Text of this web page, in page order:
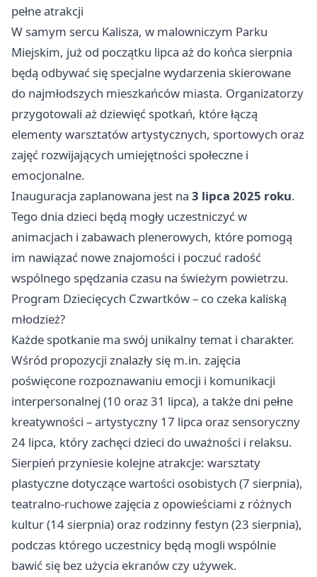
pełne atrakcji
W samym sercu Kalisza, w malowniczym Parku
Miejskim, już od początku lipca aż do końca sierpnia
będą odbywać się specjalne wydarzenia skierowane
do najmłodszych mieszkańców miasta. Organizatorzy
przygotowali aż dziewięć spotkań, które łączą
elementy warsztatów artystycznych, sportowych oraz
zajęć rozwijających umiejętności społeczne i
emocjonalne.
Inauguracja zaplanowana jest na 3 lipca 2025 roku.
Tego dnia dzieci będą mogły uczestniczyć w
animacjach i zabawach plenerowych, które pomogą
im nawiązać nowe znajomości i poczuć radość
wspólnego spędzania czasu na świeżym powietrzu.
Program Dziecięcych Czwartków – co czeka kaliską
młodzież?
Każde spotkanie ma swój unikalny temat i charakter.
Wśród propozycji znalazły się m.in. zajęcia
poświęcone rozpoznawaniu emocji i komunikacji
interpersonalnej (10 oraz 31 lipca), a także dni pełne
kreatywności – artystyczny 17 lipca oraz sensoryczny
24 lipca, który zachęci dzieci do uważności i relaksu.
Sierpień przyniesie kolejne atrakcje: warsztaty
plastyczne dotyczące wartości osobistych (7 sierpnia),
teatralno-ruchowe zajęcia z opowieściami z różnych
kultur (14 sierpnia) oraz rodzinny festyn (23 sierpnia),
podczas którego uczestnicy będą mogli wspólnie
bawić się bez użycia ekranów czy używek.